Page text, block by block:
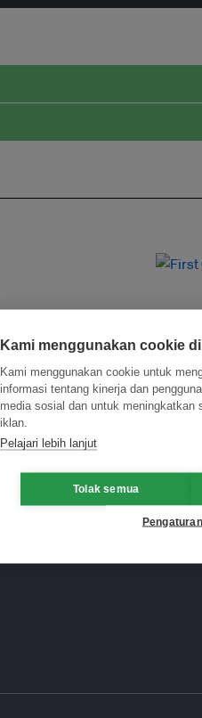
Kami menggunakan cookie
Kami menggunakan cookie untuk
informasi tentang kinerja dan
media sosial dan untuk meningkatkan
iklan.
Pelajari lebih lanjut
Tolak semua